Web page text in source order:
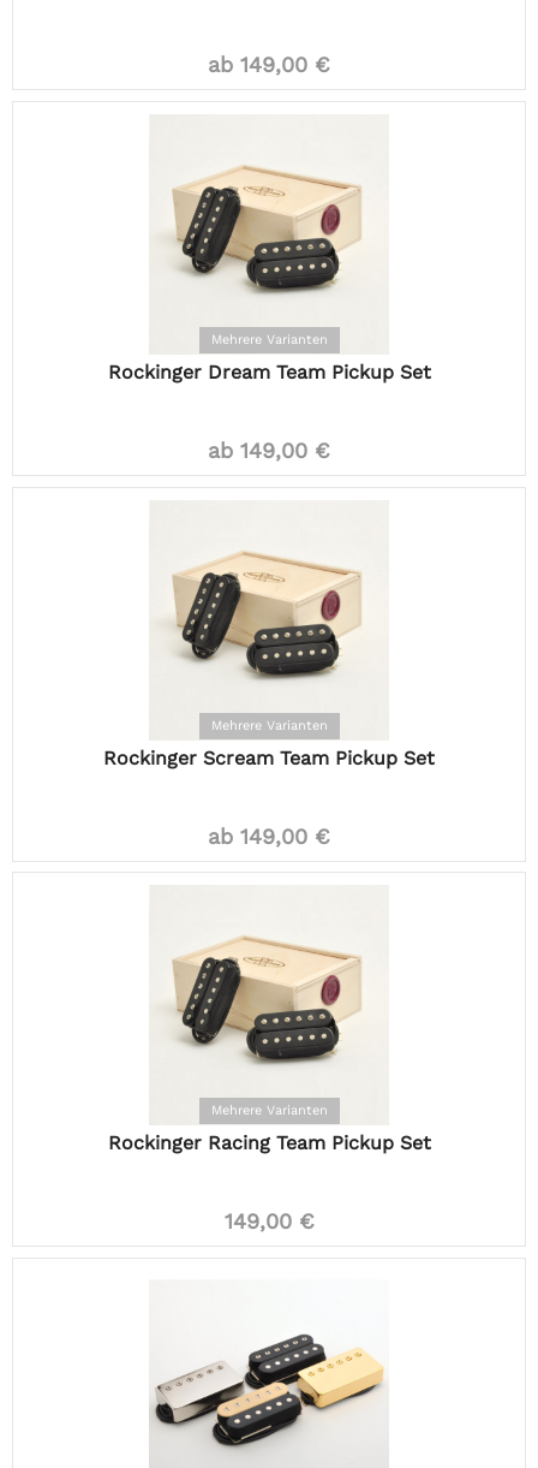
ab 149,00 €
Mehrere Varianten
Rockinger Dream Team Pickup Set
ab 149,00 €
Mehrere Varianten
Rockinger Scream Team Pickup Set
ab 149,00 €
Mehrere Varianten
Rockinger Racing Team Pickup Set
149,00 €